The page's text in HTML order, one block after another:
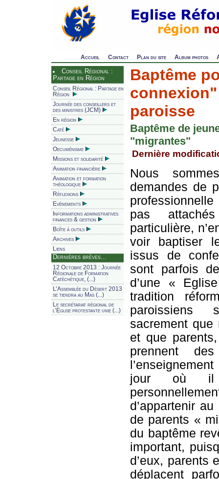
Accueil Contact Plan du site Album photos
Conseil Régional :
Partage en Région
Conseil Régional : Partage en
Région
Journée des conseillers et
des ministres (JCM)
En région
Caté
Jeunesse
Oecuménisme
Missions et solidarité
Animation financière
Animation et formation
théologique
Réflexions
Evènements
Informations administratives
finances & gestion
Boîte à outils
Archives
Liens
Dernières brèves...
12 Octobre 2013 : Journée
Régionale de Formation
Catéchétique, (...)
L’Assemblée du Désert 2013
se tiendra au Mas (...)
Le secrétariat régional de
l’Eglise protestante unie (...)
Baptême
paroisse
Baptême de
"migrantes"
Dernière
Nous
demandes de
pas
particulière,
voir baptiser
issus de
sont parfois
d’une «
tradition
paroissiens
sacrement que
et que
prennent
jour où il
d’appartenir
de parents «
du baptême
important,
d’eux, parents
déplacent